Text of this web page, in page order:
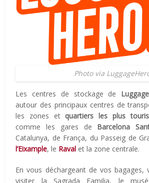
Photo via
Les centres de stockage de
autour des principaux centres de
les zones etquartiers les plus
comme les gares de Barcelona
Catalunya, de França, du Passeig de
l’Eixample, le Raval et la zone centrale.
En vous déchargeant de vos bagages,
visiter la Sagrada Familia, le